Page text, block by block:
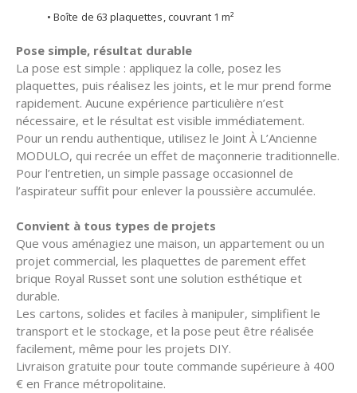
• Boîte de 63 plaquettes, couvrant 1 m²
Pose simple, résultat durable
La pose est simple : appliquez la colle, posez les
plaquettes, puis réalisez les joints, et le mur prend forme
rapidement. Aucune expérience particulière n’est
nécessaire, et le résultat est visible immédiatement.
Pour un rendu authentique, utilisez le Joint À L’Ancienne
MODULO, qui recrée un effet de maçonnerie traditionnelle.
Pour l’entretien, un simple passage occasionnel de
l’aspirateur suffit pour enlever la poussière accumulée.
Convient à tous types de projets
Que vous aménagiez une maison, un appartement ou un
projet commercial, les plaquettes de parement effet
brique Royal Russet sont une solution esthétique et
durable.
Les cartons, solides et faciles à manipuler, simplifient le
transport et le stockage, et la pose peut être réalisée
facilement, même pour les projets DIY.
Livraison gratuite pour toute commande supérieure à 400
€ en France métropolitaine.